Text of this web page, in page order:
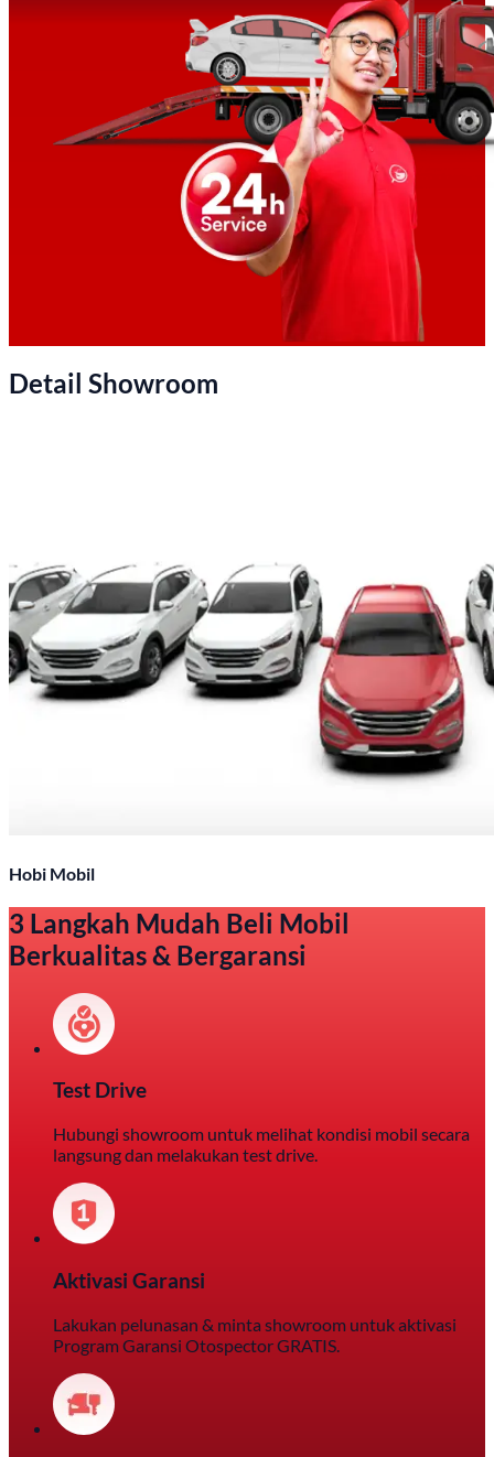
Detail Showroom
Hobi Mobil
3 Langkah Mudah Beli Mobil
Berkualitas & Bergaransi
Test Drive
Hubungi showroom untuk melihat kondisi mobil secara
langsung dan melakukan test drive.
Aktivasi Garansi
Lakukan pelunasan & minta showroom untuk aktivasi
Program Garansi Otospector GRATIS.